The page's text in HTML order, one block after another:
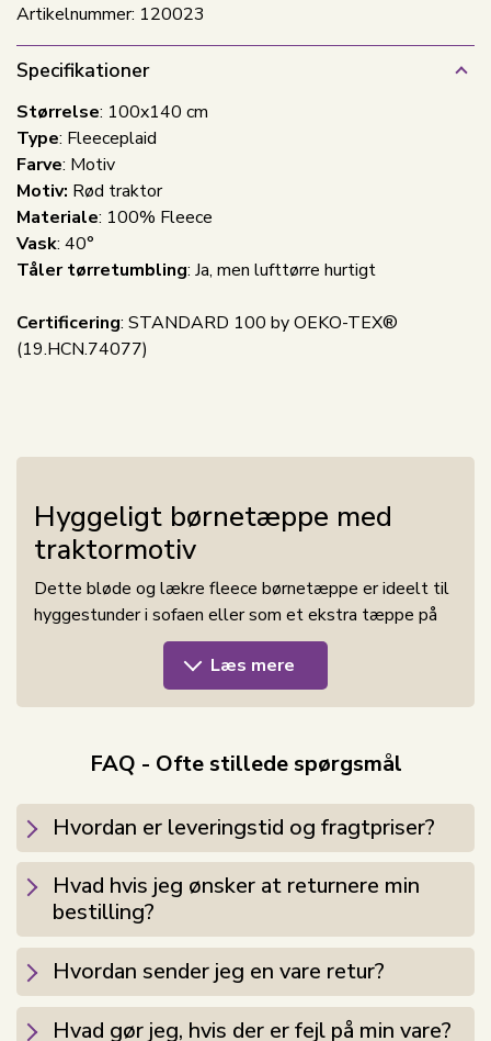
Artikelnummer: 120023
Specifikationer
Størrelse: 100x140 cm
Type: Fleeceplaid
Farve: Motiv
Motiv: Rød traktor
Materiale: 100% Fleece
Vask: 40°
Tåler tørretumbling: Ja, men lufttørre hurtigt
Certificering: STANDARD 100 by OEKO-TEX®
(19.HCN.74077)
Hyggeligt børnetæppe med
traktormotiv
Dette bløde og lækre fleece børnetæppe er ideelt til
hyggestunder i sofaen eller som et ekstra tæppe på
kølige vinteraftener. Med et flot motiv af en rød
traktor vil det være et hit hos de små. Tæppet er
nemt at vedligeholde, da det tåler maskinvask ved 40
Fleece
Fleece er et yderst populært materiale til tæpper, da
det er let, blødt og varmt. Det er også kendt for sin
holdbarhed og evne til at modstå pletter og falme,
hvilket gør det til et godt valg for børnetæpper.
Fleece er også et miljøvenligt valg, da det ofte er
lavet af genbrugte materialer.
STANDARD 100 by OEKO-TEX®
Læs mere
FAQ - Ofte stillede spørgsmål
Hvordan er leveringstid og fragtpriser?
Hvad hvis jeg ønsker at returnere min
bestilling?
Hvordan sender jeg en vare retur?
Hvad gør jeg, hvis der er fejl på min vare?